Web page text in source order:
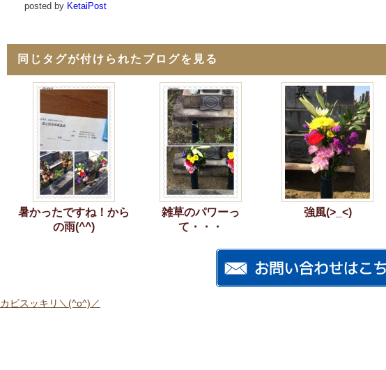
posted by KetaiPost
同じタグが付けられたブログを見る
暑かったですね！から
の雨(^^)
雑草のパワーっ
て・・・
強風(>_<)
カビスッキリ＼(^o^)／